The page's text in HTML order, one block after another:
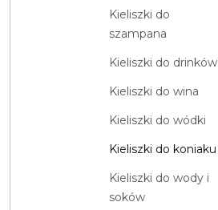
Kieliszki do
szampana
Kieliszki do drinków
Kieliszki do wina
Kieliszki do wódki
Kieliszki do koniaku
Kieliszki do wody i
soków